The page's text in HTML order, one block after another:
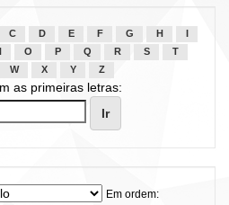
C D E F G H
O P Q R S
T
W X Y Z
as primeiras letras:
Em ordem: